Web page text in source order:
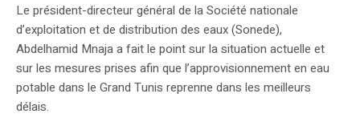
Le président-directeur général de la Société nationale
d’exploitation et de distribution des eaux (Sonede),
Abdelhamid Mnaja a fait le point sur la situation actuelle et
sur les mesures prises afin que l’approvisionnement en eau
potable dans le Grand Tunis reprenne dans les meilleurs
délais.